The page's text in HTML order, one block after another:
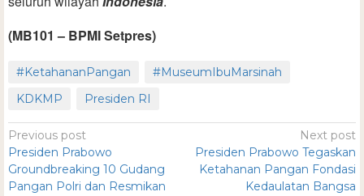
(MB101 – BPMI Setpres)
#KetahananPangan
#MuseumIbuMarsinah
KDKMP
Presiden RI
Previous post
Presiden Prabowo
Groundbreaking 10 Gudang
Pangan Polri dan Resmikan
Next post
Presiden Prabowo Tegaskan
Ketahanan Pangan Fondasi
Kedaulatan Bangsa